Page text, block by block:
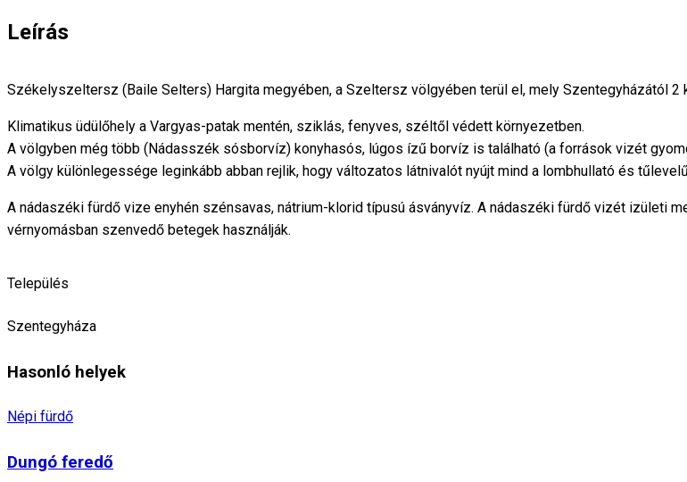
Leírás
Székelyszeltersz (Baile Selters) Hargita megyében, a Szeltersz völgyében terül el, mely Szentegyházától
Klimatikus üdülőhely a Vargyas-patak mentén, sziklás, fenyves, széltől védett környezetben.
A völgyben még több (Nádasszék sósborvíz) konyhasós, lúgos ízű borvíz is található (a források vizét
A völgy különlegessége leginkább abban rejlik, hogy változatos látnivalót nyújt mind a lombhullató és
A nádaszéki fürdő vize enyhén szénsavas, nátrium-klorid típusú ásványvíz. A nádaszéki fürdő vizét izületi
vérnyomásban szenvedő betegek használják.
Település
Szentegyháza
Hasonló helyek
Népi fürdő
Dungó feredő